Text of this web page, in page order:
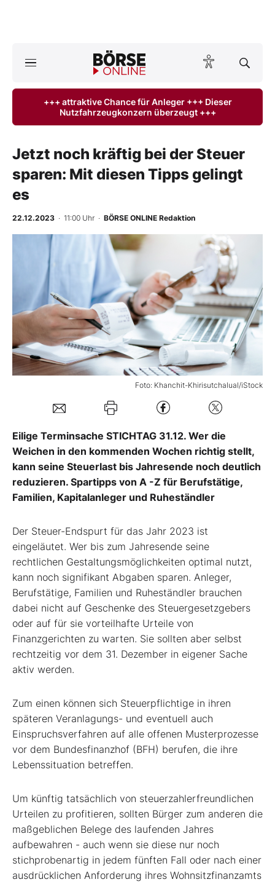
ktuelle Ausgabe BÖRSE ONLINE lesen
Finanz-Check
BO-Musterdepots
Experten
Mein B:O
Mein Konto
+++ attraktive Chance für Anleger +++ Dieser
Nutzfahrzeugkonzern überzeugt +++
Jetzt noch kräftig bei der Steuer
sparen: Mit diesen Tipps gelingt
es
22.12.2023 · 11:00 Uhr · BÖRSE ONLINE Redaktion
Foto: Khanchit-Khirisutchalual/iStock
Eilige Terminsache STICHTAG 31.12. Wer die
Weichen in den kommenden Wochen richtig stellt,
kann seine Steuerlast bis Jahresende noch deutlich
reduzieren. Spartipps von A -Z für Berufstätige,
Familien, Kapitalanleger und Ruheständler
Der Steuer-Endspurt für das Jahr 2023 ist
eingeläutet. Wer bis zum Jahresende seine
rechtlichen Gestaltungsmöglichkeiten optimal nutzt,
kann noch signifikant Abgaben sparen. Anleger,
Berufstätige, Familien und Ruheständler brauchen
dabei nicht auf Geschenke des Steuergesetzgebers
oder auf für sie vorteilhafte Urteile von
Finanzgerichten zu warten. Sie sollten aber selbst
rechtzeitig vor dem 31. Dezember in eigener Sache
aktiv werden.
Zum einen können sich Steuerpflichtige in ihren
späteren Veranlagungs- und eventuell auch
Einspruchsverfahren auf alle offenen Musterprozesse
vor dem Bundesfinanzhof (BFH) berufen, die ihre
Lebenssituation betreffen.
Um künftig tatsächlich von steuerzahlerfreundlichen
Urteilen zu profitieren, sollten Bürger zum anderen die
maßgeblichen Belege des laufenden Jahres
aufbewahren - auch wenn sie diese nur noch
stichprobenartig in jedem fünften Fall oder nach einer
ausdrücklichen Anforderung ihres Wohnsitzfinanzamts